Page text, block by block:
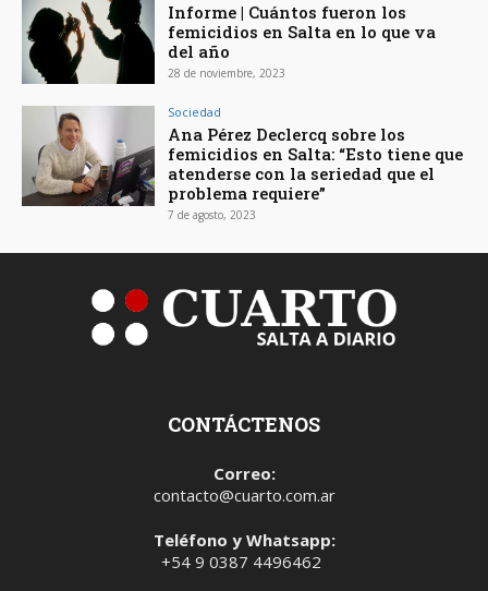
Informe | Cuántos fueron los
femicidios en Salta en lo que va
del año
28 de noviembre, 2023
Sociedad
Ana Pérez Declercq sobre los
femicidios en Salta: “Esto tiene que
atenderse con la seriedad que el
problema requiere”
7 de agosto, 2023
CONTÁCTENOS
Correo:
contacto@cuarto.com.ar
Teléfono y Whatsapp:
+54 9 0387 4496462